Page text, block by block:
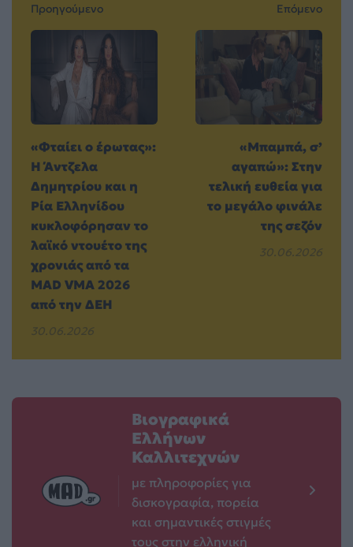
Προηγούμενο
«Φταίει ο έρωτας»:
Η Άντζελα
Δημητρίου και η
Ρία Ελληνίδου
κυκλοφόρησαν το
λαϊκό ντουέτο της
χρονιάς από τα
MAD VMA 2026
από την ΔΕΗ
30.06.2026
Επόμενο
«Μπαμπά, σ’
αγαπώ»: Στην
τελική ευθεία για
το μεγάλο φινάλε
της σεζόν
30.06.2026
Βιογραφικά
Ελλήνων
Καλλιτεχνών
με πληροφορίες για
δισκογραφία, πορεία
και σημαντικές στιγμές
τους στην ελληνική